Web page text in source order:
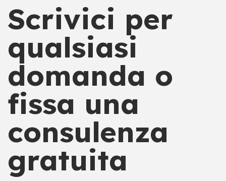
Scrivici per
qualsiasi
domanda o
fissa una
consulenza
gratuita